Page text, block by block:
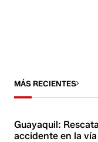
MÁS RECIENTES
Guayaquil:
accidente en la